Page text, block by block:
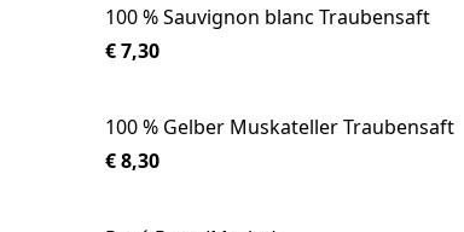
100 % Sauvignon blanc Traubensaft
€ 7,30
100 % Gelber Muskateller Traubensaft
€ 8,30